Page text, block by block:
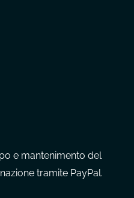
e mantenimento del
tramite PayPal.